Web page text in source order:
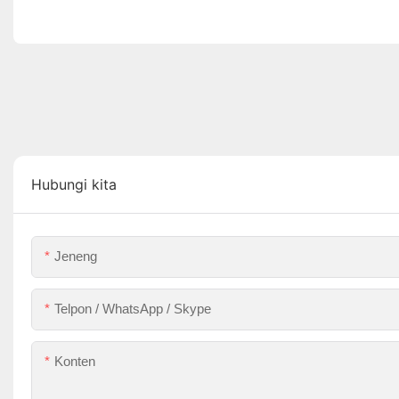
Hubungi kita
Jeneng
Telpon / WhatsApp / Skype
Konten